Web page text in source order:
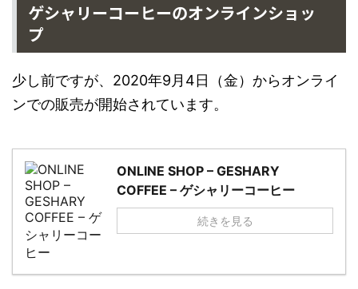
ゲシャリーコーヒーのオンラインショッ
プ
少し前ですが、2020年9月4日（金）からオンライ
ンでの販売が開始されています。
ONLINE SHOP – GESHARY
COFFEE – ゲシャリーコーヒー
続きを見る